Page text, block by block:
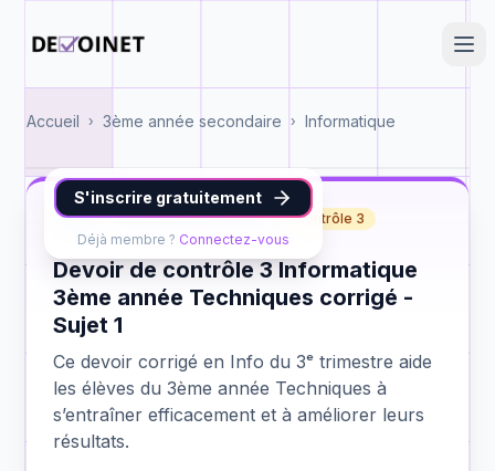
Accueil › 3ème année secondaire › Informatique
S'inscrire gratuitement
Déjà membre ? Connectez-vous
Info 3ème année Techniques contrôle 3
Devoir de contrôle 3 Informatique
3ème année Techniques corrigé -
Sujet 1
Ce devoir corrigé en Info du 3ᵉ trimestre aide
les élèves du 3ème année Techniques à
s’entraîner efficacement et à améliorer leurs
résultats.